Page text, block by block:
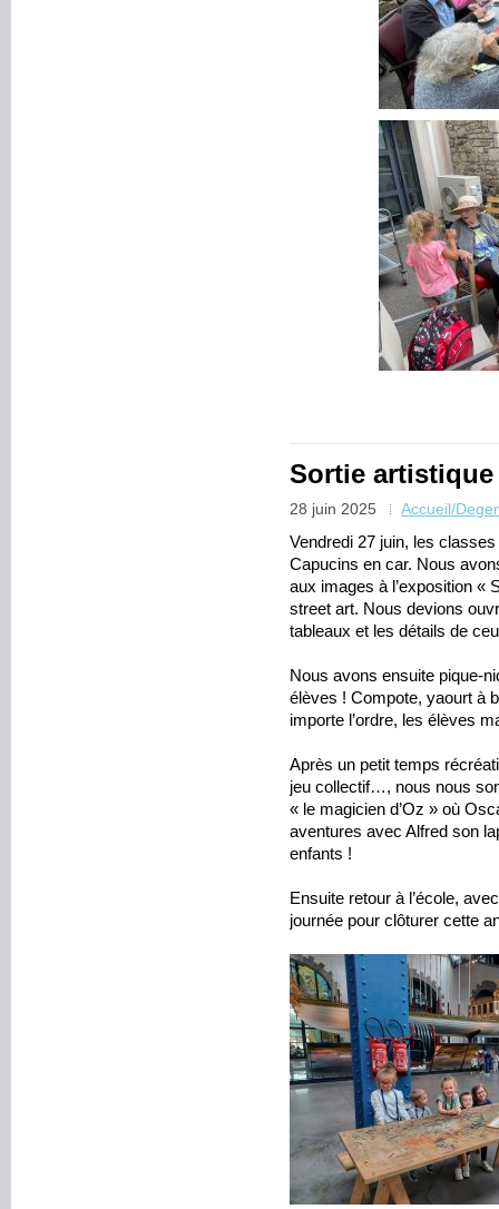
Sortie
28 juin 2025 Accueil/
Vendredi 27 juin, les
Capucins en car. Nous
aux images à l’exposition «
street art. Nous devions
tableaux et les détails de
Nous avons ensuite pique-
élèves ! Compote, yaourt à
importe l’ordre, les élèves
Après un petit temps
jeu collectif…, nous nous
« le magicien d’Oz » où
aventures avec Alfred son
enfants !
Ensuite retour à l’école,
journée pour clôturer cette